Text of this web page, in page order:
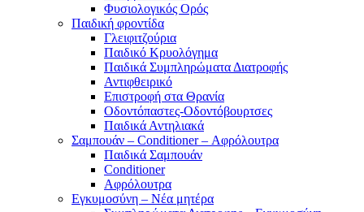
Φυσιολογικός Ορός
Παιδική φροντίδα
Γλειφιτζούρια
Παιδικό Κρυολόγημα
Παιδικά Συμπληρώματα Διατροφής
Αντιφθειρικό
Επιστροφή στα Θρανία
Οδοντόπαστες-Οδοντόβουρτσες
Παιδικά Αντηλιακά
Σαμπουάν – Conditioner – Αφρόλουτρα
Παιδικά Σαμπουάν
Conditioner
Αφρόλουτρα
Εγκυμοσύνη – Νέα μητέρα